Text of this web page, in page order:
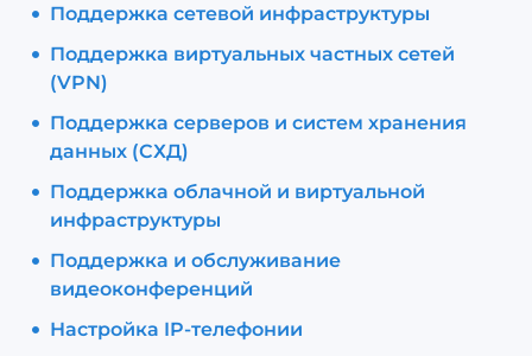
Поддержка сетевой инфраструктуры
Поддержка виртуальных частных сетей
(VPN)
Поддержка серверов и систем хранения
данных (СХД)
Поддержка облачной и виртуальной
инфраструктуры
Поддержка и обслуживание
видеоконференций
Настройка IP-телефонии